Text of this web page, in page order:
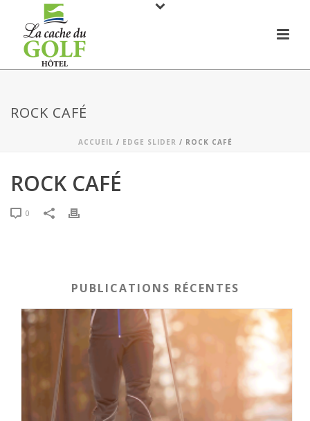
ROCK CAFÉ
ACCUEIL / EDGE SLIDER / ROCK CAFÉ
ROCK CAFÉ
0
PUBLICATIONS RÉCENTES